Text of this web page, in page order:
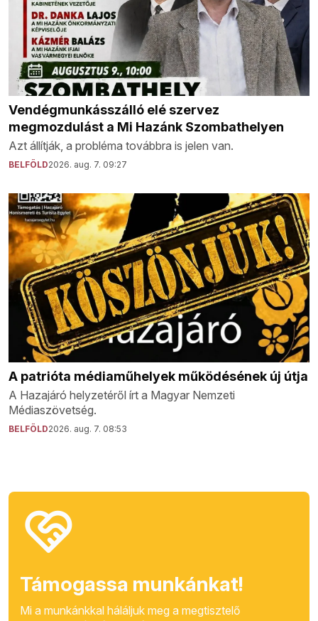
Vendégmunkásszálló elé szervez
megmozdulást a Mi Hazánk Szombathelyen
Azt állítják, a probléma továbbra is jelen van.
BELFÖLD2026. aug. 7. 09:27
A patrióta médiaműhelyek működésének új útja
A Hazajáró helyzetéről írt a Magyar Nemzeti
Médiaszövetség.
BELFÖLD2026. aug. 7. 08:53
Támogassa munkánkat!
Mi a munkánkkal háláljuk meg a megtisztelő